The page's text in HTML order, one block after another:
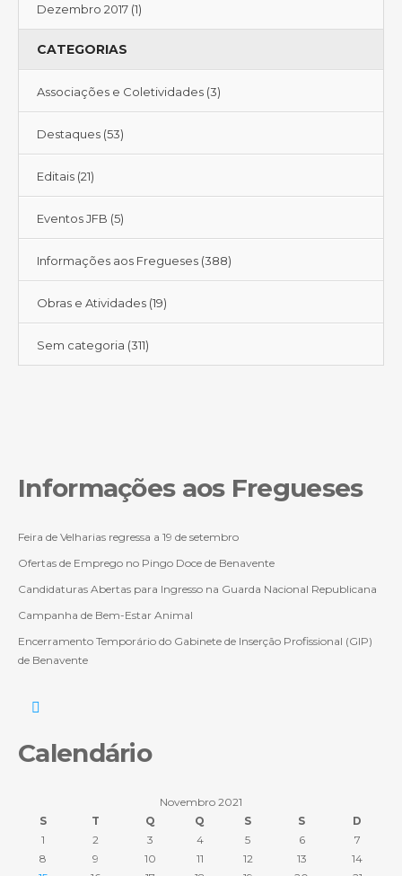
Dezembro 2017 (1)
CATEGORIAS
Associações e Coletividades (3)
Destaques (53)
Editais (21)
Eventos JFB (5)
Informações aos Fregueses (388)
Obras e Atividades (19)
Sem categoria (311)
Informações aos Fregueses
Feira de Velharias regressa a 19 de setembro
Ofertas de Emprego no Pingo Doce de Benavente
Candidaturas Abertas para Ingresso na Guarda Nacional Republicana
Campanha de Bem-Estar Animal
Encerramento Temporário do Gabinete de Inserção Profissional (GIP)
de Benavente
Calendário
Novembro 2021
S
T Q Q S S
D
1
2 3 4 5 6
7
8
9 10 11 12 13
14